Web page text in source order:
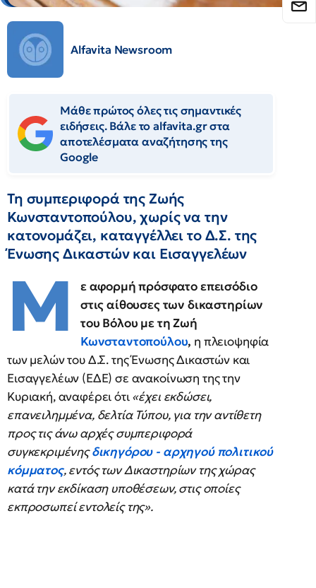
Alfavita Newsroom
Μάθε πρώτος όλες τις σημαντικές
ειδήσεις. Βάλε το alfavita.gr στα
αποτελέσματα αναζήτησης της
Google
Τη συμπεριφορά της Ζωής
Κωνσταντοπούλου, χωρίς να την
κατονομάζει, καταγγέλλει το Δ.Σ. της
Ένωσης Δικαστών και Εισαγγελέων
Μ
ε αφορμή πρόσφατο επεισόδιο
στις αίθουσες των δικαστηρίων
του Βόλου με τη Ζωή
Κωνσταντοπούλου, η πλειοψηφία
των μελών του Δ.Σ. της Ένωσης Δικαστών και
Εισαγγελέων (ΕΔΕ) σε ανακοίνωση της την
Κυριακή, αναφέρει ότι«έχει εκδώσει,
επανειλημμένα, δελτία Τύπου, για την αντίθετη
προς τις άνω αρχές συμπεριφορά
συγκεκριμένηςδικηγόρου - αρχηγού πολιτικού
κόμματος, εντός των Δικαστηρίων της χώρας
κατά την εκδίκαση υποθέσεων, στις οποίες
εκπροσωπεί εντολείς της».